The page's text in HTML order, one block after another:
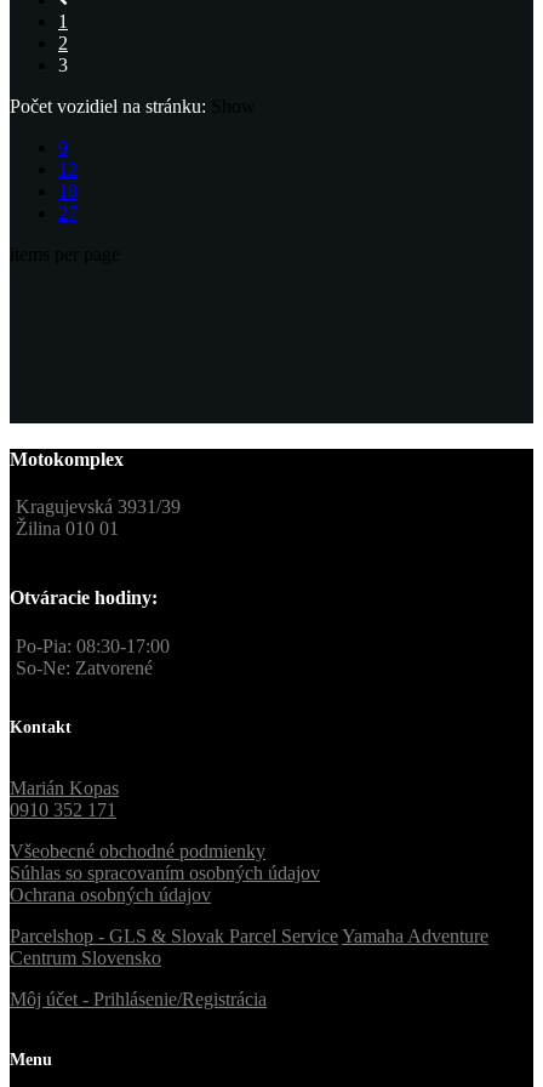
1
2
3
Počet vozidiel na stránku:
9
12
18
27
Motokomplex
Kragujevská 3931/39
Žilina 010 01
Otváracie hodiny:
Po-Pia: 08:30-17:00
So-Ne: Zatvorené
Kontakt
Marián Kopas
0910 352 171
Všeobecné obchodné podmienky
Súhlas so spracovaním osobných údajov
Ochrana osobných údajov
Parcelshop - GLS & Slovak Parcel ServiceYamaha Adventure
Centrum Slovensko
Môj účet - Prihlásenie/Registrácia
Menu